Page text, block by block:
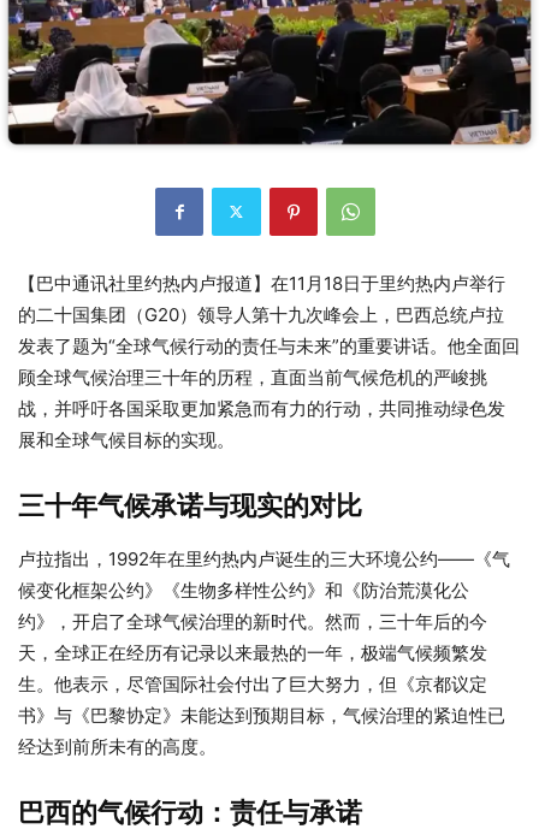
【巴中通讯社里约热内卢报道】在11月18日于里约热内卢举行
的二十国集团（G20）领导人第十九次峰会上，巴西总统卢拉
发表了题为“全球气候行动的责任与未来”的重要讲话。他全面回
顾全球气候治理三十年的历程，直面当前气候危机的严峻挑
战，并呼吁各国采取更加紧急而有力的行动，共同推动绿色发
展和全球气候目标的实现。
三十年气候承诺与现实的对比
卢拉指出，1992年在里约热内卢诞生的三大环境公约——《气
候变化框架公约》《生物多样性公约》和《防治荒漠化公
约》，开启了全球气候治理的新时代。然而，三十年后的今
天，全球正在经历有记录以来最热的一年，极端气候频繁发
生。他表示，尽管国际社会付出了巨大努力，但《京都议定
书》与《巴黎协定》未能达到预期目标，气候治理的紧迫性已
经达到前所未有的高度。
巴西的气候行动：责任与承诺